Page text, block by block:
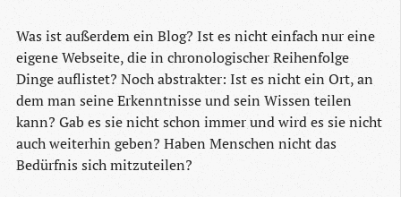
Was ist außerdem ein Blog? Ist es nicht einfach nur eine
eigene Webseite, die in chronologischer Reihenfolge
Dinge auflistet? Noch abstrakter: Ist es nicht ein Ort, an
dem man seine Erkenntnisse und sein Wissen teilen
kann? Gab es sie nicht schon immer und wird es sie nicht
auch weiterhin geben? Haben Menschen nicht das
Bedürfnis sich mitzuteilen?